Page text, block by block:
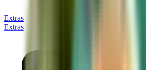
Extras
Extras